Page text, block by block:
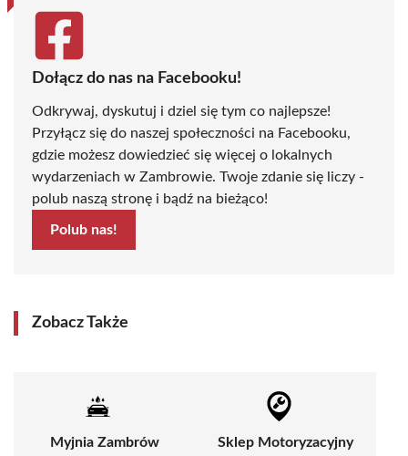
Dołącz do nas na Facebooku!
Odkrywaj, dyskutuj i dziel się tym co najlepsze!
Przyłącz się do naszej społeczności na Facebooku,
gdzie możesz dowiedzieć się więcej o lokalnych
wydarzeniach w Zambrowie. Twoje zdanie się liczy -
polub naszą stronę i bądź na bieżąco!
Polub nas!
Zobacz Także
Myjnia Zambrów Sklep Motoryzacyjny